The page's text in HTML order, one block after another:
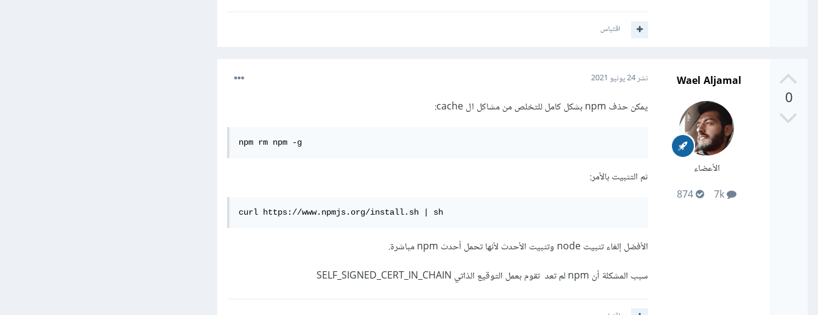
اقتباس
0
Wael Aljamal
الأعضاء
نشر24 يونيو 2021
يمكن حذف npm بشكل كامل للتخلص من مشاكل ال cache:
npm rm npm -g
ثم التثبيت بالأمر:
curl https://www.npmjs.org/install.sh | sh
الأفضل إلغاء تثبيت node وتثبيت الأحدث لأنها تحمل أحدث npm مباشرة.
سبب المشكلة أن npm لم تعد تقوم بعمل التوقيع الذاتي SELF_SIGNED_CERT_IN_CHAIN